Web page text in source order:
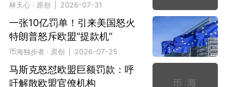
林天心 · 原创 | 2026-07-31
一张10亿罚单！引来美国怒火
特朗普怒斥欧盟“提款机”
币海独步者 · 原创 | 2026-07-25
马斯克怒怼欧盟巨额罚款：呼
吁解散欧盟官僚机构